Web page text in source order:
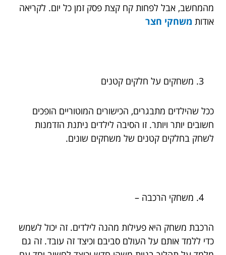
מהמחשב, אבל לפחות קח קצת פסק זמן כל יום. לקריאה
אודות משחקי חצר
משחקים על חלקים קטנים
ככל שהילדים מתבגרים, הכישורים המוטוריים הופכים
חשובים יותר ויותר. זו הסיבה לילדים ניתנת הזדמנות
לשחק בחלקים קטנים של משחקים שונים.
משחקי הרכבה –
הרכבת משחק היא פעילות מהנה לילדים. זה יכול לשמש
כדי ללמד אותם על העולם סביבם וכיצד זה עובד. זה גם